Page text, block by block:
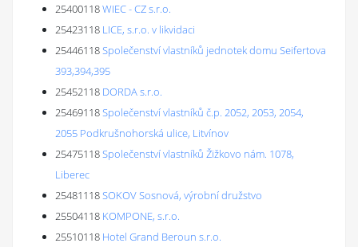
25400118WIEC - CZ s.r.o.
25423118 LICE, s.r.o. v likvidaci
25446118Společenství vlastníků jednotek domu Seifertova
393,394,395
25452118 DORDA s.r.o.
25469118Společenství vlastníků č.p. 2052, 2053, 2054,
2055 Podkrušnohorská ulice, Litvínov
25475118Společenství vlastníků Žižkovo nám. 1078,
Liberec
25481118SOKOV Sosnová, výrobní družstvo
25504118 KOMPONE, s.r.o.
25510118 Hotel Grand Beroun s.r.o.